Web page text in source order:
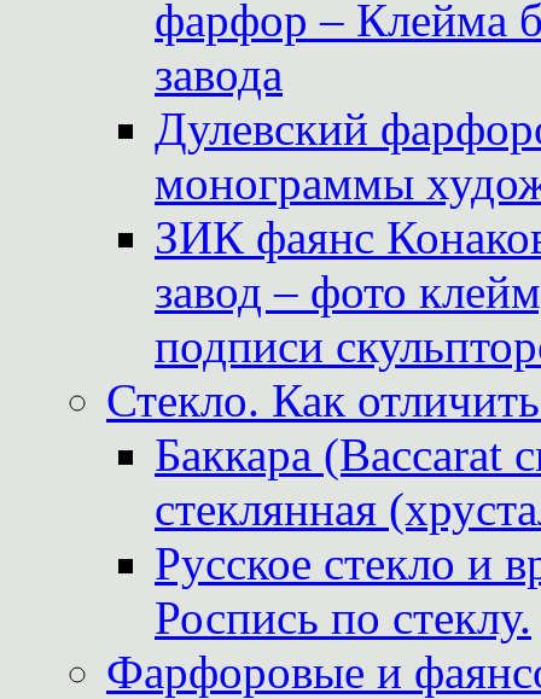
фарфор – Клейма
завода
Дулевский
монограммы
ЗИК фаянс
завод – фото
подписи
Стекло. Как
Баккара (Baccarat
стеклянная
Русское стекло и
Роспись по стеклу.
Фарфоровые и